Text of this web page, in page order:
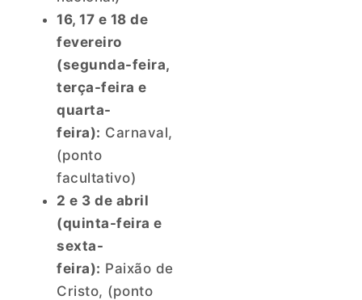
16, 17 e 18 de
fevereiro
(segunda-feira,
terça-feira e
quarta-
feira): Carnaval,
(ponto
facultativo)
2 e 3 de abril
(quinta-feira e
sexta-
feira): Paixão de
Cristo, (ponto